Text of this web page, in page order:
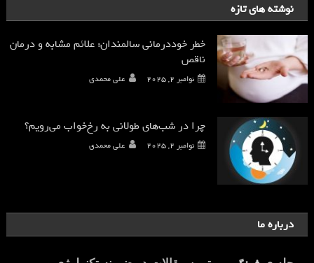
نوشته های تازه
خطر خوددرمانی سالمندان: علائم مشابه و درمان
ناقص
نوامبر 2, 2025 علی محمدی
چرا در شب‌های طولانی به رخ‌خواب می‌رویم؟
نوامبر 2, 2025 علی محمدی
درباره ما